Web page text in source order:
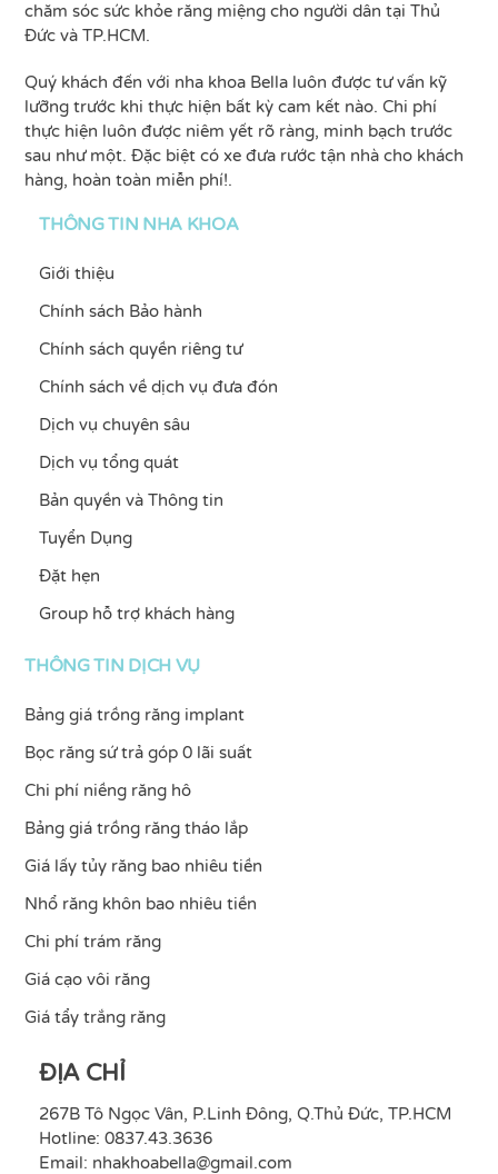
chăm sóc sức khỏe răng miệng cho người dân tại Thủ
Đức và TP.HCM.
Quý khách đến với nha khoa Bella luôn được tư vấn kỹ
lưỡng trước khi thực hiện bất kỳ cam kết nào. Chi phí
thực hiện luôn được niêm yết rõ ràng, minh bạch trước
sau như một. Đặc biệt có xe đưa rước tận nhà cho khách
hàng, hoàn toàn miễn phí!.
THÔNG TIN NHA KHOA
Giới thiệu
Chính sách Bảo hành
Chính sách quyền riêng tư
Chính sách về dịch vụ đưa đón
Dịch vụ chuyên sâu
Dịch vụ tổng quát
Bản quyền và Thông tin
Tuyển Dụng
Đặt hẹn
Group hỗ trợ khách hàng
THÔNG TIN DỊCH VỤ
Bảng giá trồng răng implant
Bọc răng sứ trả góp 0 lãi suất
Chi phí niềng răng hô
Bảng giá trồng răng tháo lắp
Giá lấy tủy răng bao nhiêu tiền
Nhổ răng khôn bao nhiêu tiền
Chi phí trám răng
Giá cạo vôi răng
Giá tẩy trắng răng
ĐỊA CHỈ
267B Tô Ngọc Vân, P.Linh Đông, Q.Thủ Đức, TP.HCM
Hotline: 0837.43.3636
Email: nhakhoabella@gmail.com